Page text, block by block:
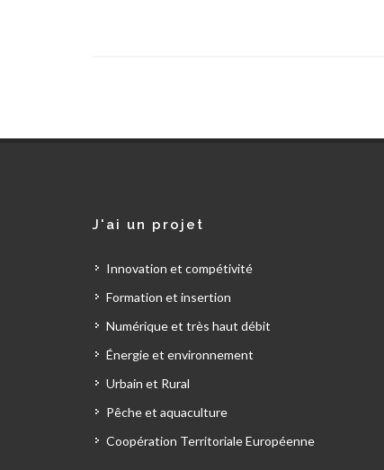
J'ai un projet
Innovation et compétivité
Formation et insertion
Numérique et très haut débit
Énergie et environnement
Urbain et Rural
Pêche et aquaculture
Coopération Territoriale Européenne